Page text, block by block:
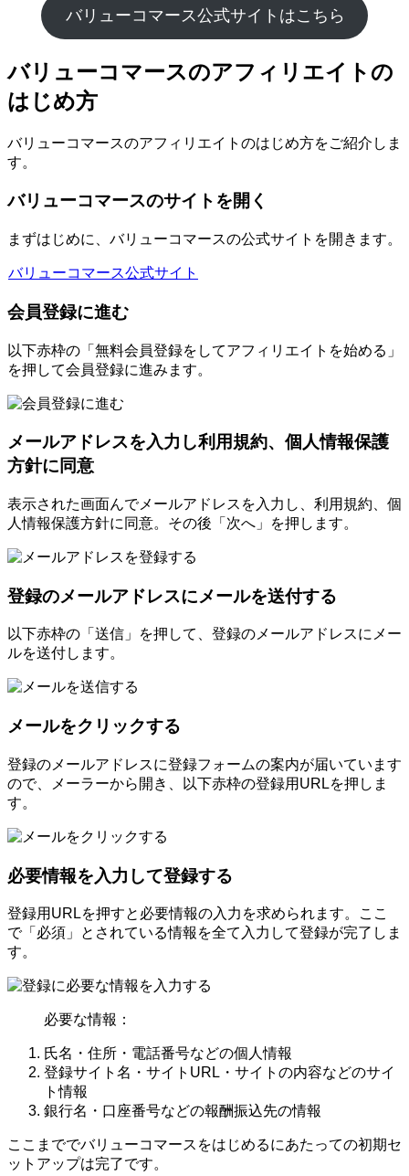
バリューコマース公式サイトはこちら
バリューコマースのアフィリエイトの
はじめ方
バリューコマースのアフィリエイトのはじめ方をご紹介しま
す。
バリューコマースのサイトを開く
まずはじめに、バリューコマースの公式サイトを開きます。
バリューコマース公式サイト
会員登録に進む
以下赤枠の「無料会員登録をしてアフィリエイトを始める」
を押して会員登録に進みます。
メールアドレスを入力し利用規約、個人情報保護
方針に同意
表示された画面んでメールアドレスを入力し、利用規約、個
人情報保護方針に同意。その後「次へ」を押します。
登録のメールアドレスにメールを送付する
以下赤枠の「送信」を押して、登録のメールアドレスにメー
ルを送付します。
メールをクリックする
登録のメールアドレスに登録フォームの案内が届いています
ので、メーラーから開き、以下赤枠の登録用URLを押しま
す。
必要情報を入力して登録する
登録用URLを押すと必要情報の入力を求められます。ここ
で「必須」とされている情報を全て入力して登録が完了しま
す。
必要な情報：
氏名・住所・電話番号などの個人情報
登録サイト名・サイトURL・サイトの内容などのサイ
ト情報
銀行名・口座番号などの報酬振込先の情報
ここまででバリューコマースをはじめるにあたっての初期セ
ットアップは完了です。